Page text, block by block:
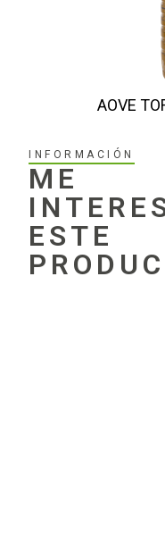
AOVE
INFORMACIÓN
ME
ESTE